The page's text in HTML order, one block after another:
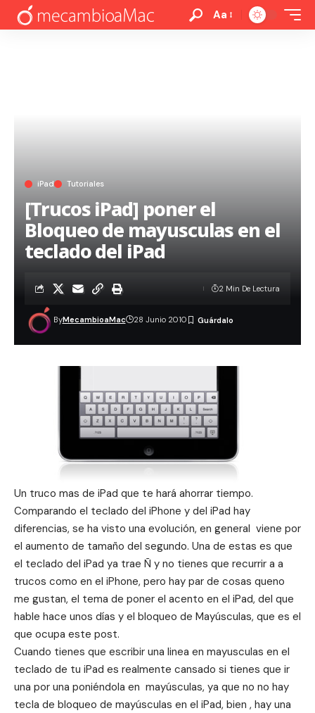
Aa
iPad Tutoriales
[Trucos iPad] poner el
Bloqueo de mayusculas en el
teclado del iPad
ByMecambioaMac 28 Junio 2010
2 Min De Lectura
Un truco mas de iPad que te hará ahorrar tiempo.
Comparando el teclado del iPhone y del iPad hay
diferencias, se ha visto una evolución, en general viene por
el aumento de tamaño del segundo. Una de estas es que
el teclado del iPad ya trae Ñ y no tienes que recurrir a a
trucos como en el iPhone, pero hay par de cosas queno
me gustan, el tema de poner el acento en el iPad, del que
hable hace unos días y el bloqueo de Mayúsculas, que es el
que ocupa este post.
Cuando tienes que escribir una linea en mayusculas en el
teclado de tu iPad es realmente cansado si tienes que ir
una por una poniéndola en mayúsculas, ya que no no hay
tecla de bloqueo de mayúsculas en el iPad, bien , hay una